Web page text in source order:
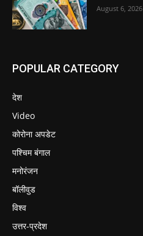
August 6, 2026
POPULAR CATEGORY
देश
Video
कोरोना अपडेट
पश्चिम बंगाल
मनोरंजन
बॉलीवुड
विश्व
उत्तर-प्रदेश